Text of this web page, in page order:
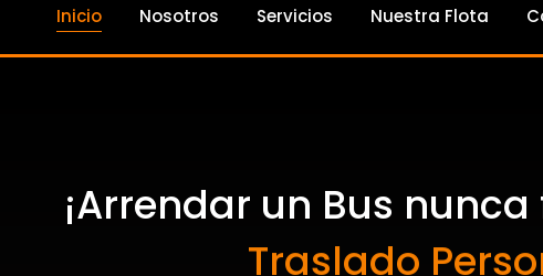
Inicio Nosotros Servicios Nuestra Flota
¡Arrendar un Bus
Traslado